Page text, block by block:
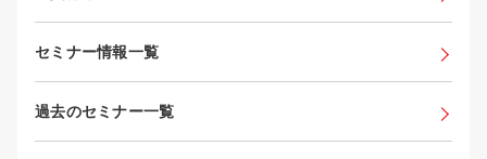
セミナー情報一覧
過去のセミナー一覧